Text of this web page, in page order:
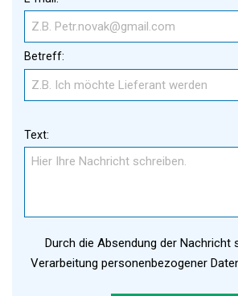
Betreff:
Text:
Durch die Absendung der Nachricht
Verarbeitung personenbezogener